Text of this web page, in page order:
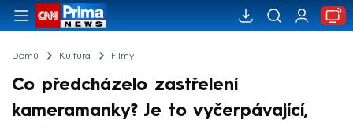
Domů Kultura Filmy
Co předcházelo zastřelení
kameramanky? Je to vyčerpávající,